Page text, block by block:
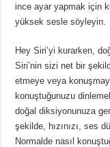
ince ayar yapmak için
yüksek sesle söyleyin.
Hey Siri’yi kurarken,
Siri’nin sizi net bir
etmeye veya
konuştuğunuzu
doğal diksiyonunuza
şekilde, hızınızı, ses
Normalde nasıl